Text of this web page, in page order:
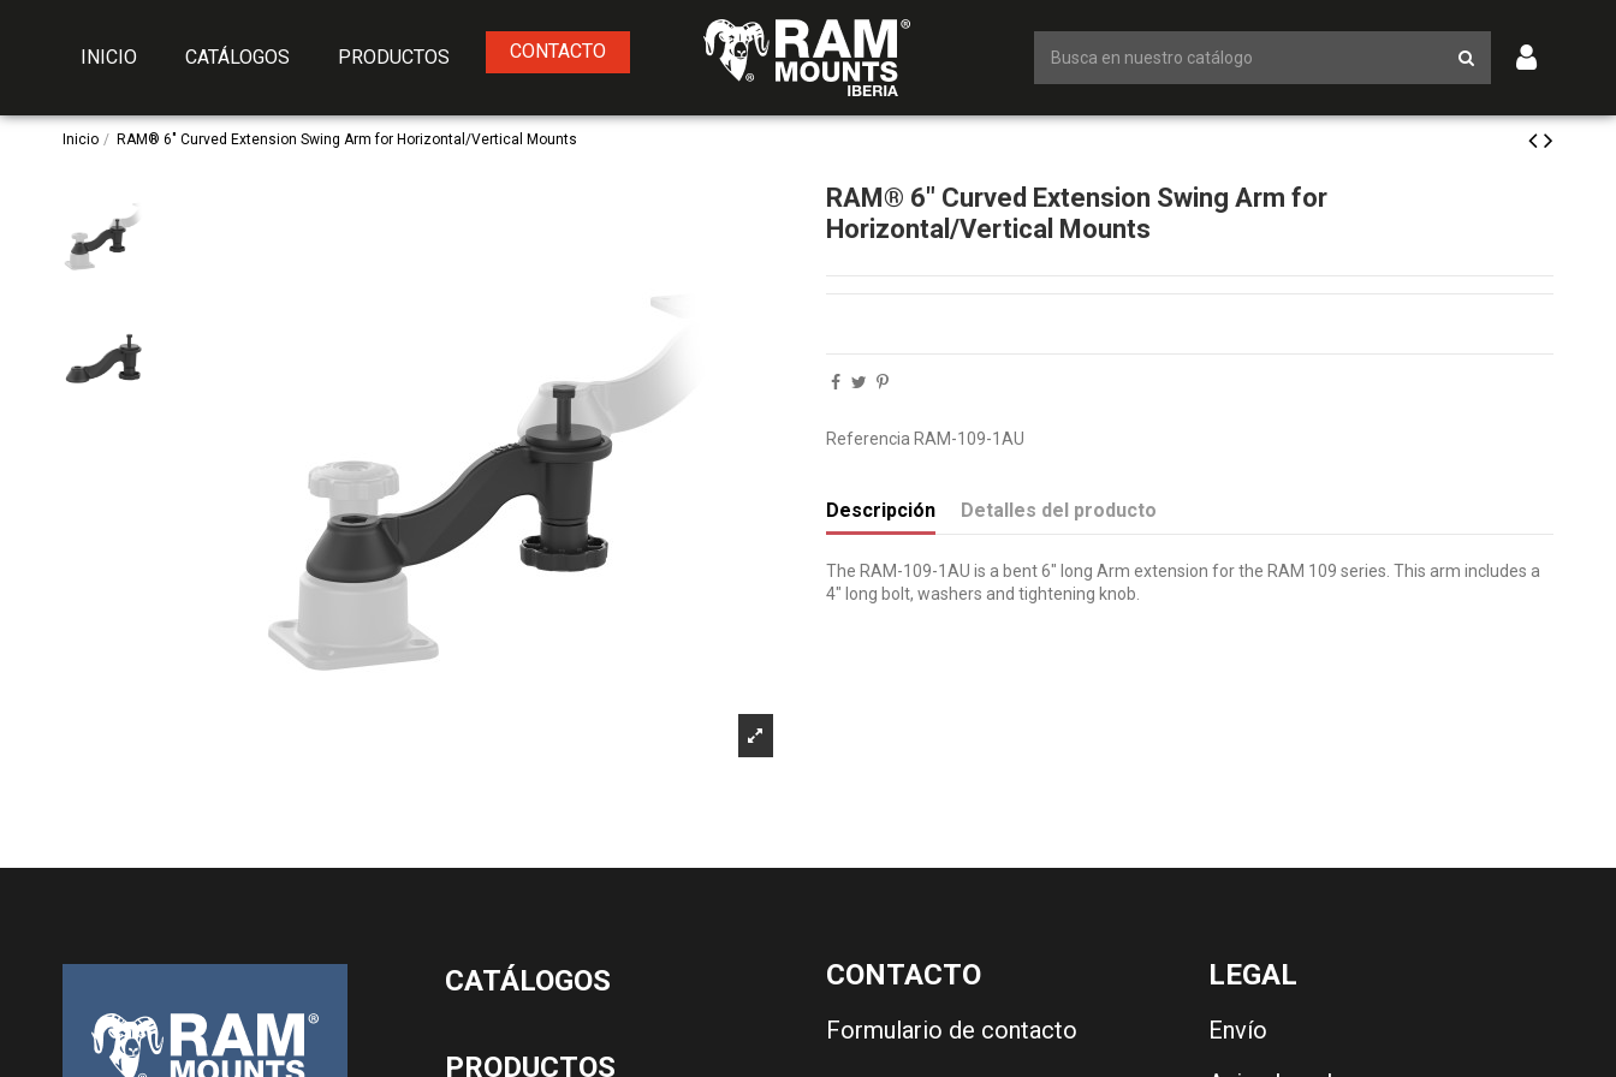
INICIO CATÁLOGOS PRODUCTOS CONTACTO
Inicio RAM® 6" Curved Extension Swing Arm for Horizontal/Vertical Mounts
RAM® 6" Curved Extension Swing Arm for
Horizontal/Vertical Mounts
Referencia RAM-109-1AU
Descripción Detalles del producto
The RAM-109-1AU is a bent 6" long Arm extension for the RAM 109 series. This arm includes a
4" long bolt, washers and tightening knob.
CATÁLOGOS
PRODUCTOS
CONTACTO
Formulario de contacto
LEGAL
Envío